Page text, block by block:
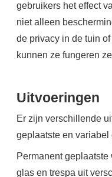
gebruikers het effect
niet alleen
de privacy in de tuin
kunnen ze fungeren
Uitvoeringen
Er zijn verschillende
geplaatste en
Permanent
glas en trespa uit